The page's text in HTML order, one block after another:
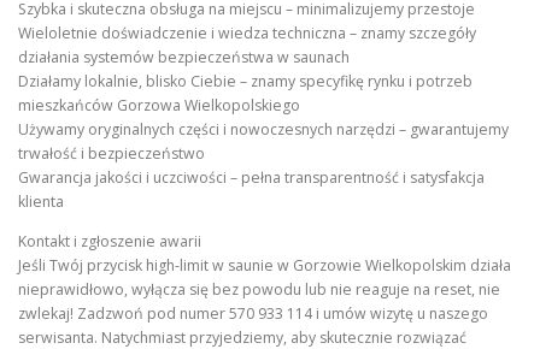
Szybka i skuteczna obsługa na miejscu – minimalizujemy przestoje
Wieloletnie doświadczenie i wiedza techniczna – znamy szczegóły
działania systemów bezpieczeństwa w saunach
Działamy lokalnie, blisko Ciebie – znamy specyfikę rynku i potrzeb
mieszkańców Gorzowa Wielkopolskiego
Używamy oryginalnych części i nowoczesnych narzędzi – gwarantujemy
trwałość i bezpieczeństwo
Gwarancja jakości i uczciwości – pełna transparentność i satysfakcja
klienta
Kontakt i zgłoszenie awarii
Jeśli Twój przycisk high-limit w saunie w Gorzowie Wielkopolskim działa
nieprawidłowo, wyłącza się bez powodu lub nie reaguje na reset, nie
zwlekaj! Zadzwoń pod numer 570 933 114 i umów wizytę u naszego
serwisanta. Natychmiast przyjedziemy, aby skutecznie rozwiązać